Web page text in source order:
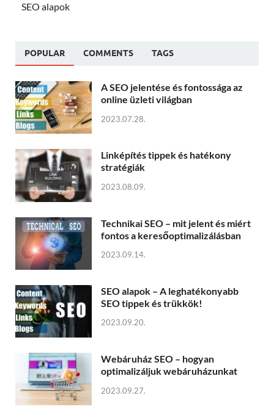
SEO alapok
POPULAR COMMENTS TAGS
A SEO jelentése és fontossága az
online üzleti világban
2023.07.28.
Linképítés tippek és hatékony
stratégiák
2023.08.09.
Technikai SEO – mit jelent és miért
fontos a keresőoptimalizálásban
2023.09.14.
SEO alapok – A leghatékonyabb
SEO tippek és trükkök!
2023.09.20.
Webáruház SEO – hogyan
optimalizáljuk webáruházunkat
2023.09.27.